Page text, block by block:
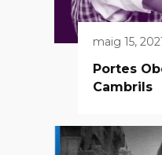
maig 15,
Portes
Cambrils